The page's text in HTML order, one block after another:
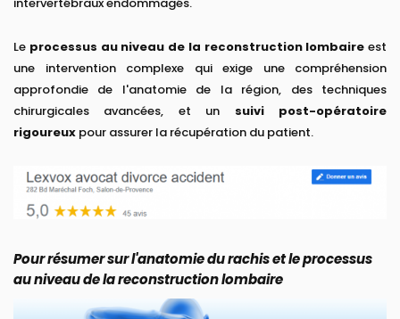
Le processus au niveau de la reconstruction lombaire est
une intervention complexe qui exige une compréhension
approfondie de l'anatomie de la région, des techniques
chirurgicales avancées, et un suivi post-opératoire
rigoureux pour assurer la récupération du patient.
Pour résumer sur l'anatomie du rachis et le processus
au niveau de la reconstruction lombaire